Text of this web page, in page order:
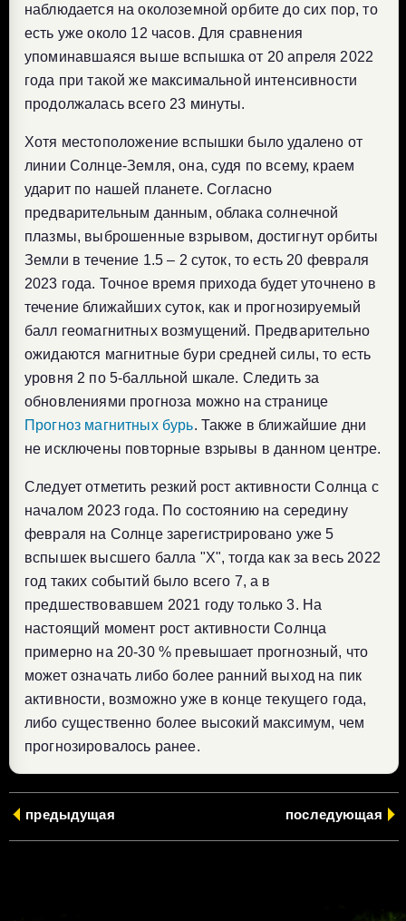
наблюдается на околоземной орбите до сих пор, то
есть уже около 12 часов. Для сравнения
упоминавшаяся выше вспышка от 20 апреля 2022
года при такой же максимальной интенсивности
продолжалась всего 23 минуты.
Хотя местоположение вспышки было удалено от
линии Солнце-Земля, она, судя по всему, краем
ударит по нашей планете. Согласно
предварительным данным, облака солнечной
плазмы, выброшенные взрывом, достигнут орбиты
Земли в течение 1.5 – 2 суток, то есть 20 февраля
2023 года. Точное время прихода будет уточнено в
течение ближайших суток, как и прогнозируемый
балл геомагнитных возмущений. Предварительно
ожидаются магнитные бури средней силы, то есть
уровня 2 по 5-балльной шкале. Следить за
обновлениями прогноза можно на странице
Прогноз магнитных бурь. Также в ближайшие дни
не исключены повторные взрывы в данном центре.
Следует отметить резкий рост активности Солнца с
началом 2023 года. По состоянию на середину
февраля на Солнце зарегистрировано уже 5
вспышек высшего балла "Х", тогда как за весь 2022
год таких событий было всего 7, а в
предшествовавшем 2021 году только 3. На
настоящий момент рост активности Солнца
примерно на 20-30 % превышает прогнозный, что
может означать либо более ранний выход на пик
активности, возможно уже в конце текущего года,
либо существенно более высокий максимум, чем
прогнозировалось ранее.
предыдущая последующая